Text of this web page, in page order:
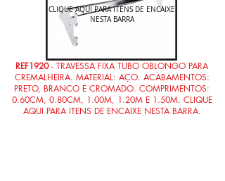
CLIQUE AQUI PARA ITENS DE ENCAIXE
NESTA BARRA
REF1920- TRAVESSA FIXA TUBO OBLONGO PARA
CREMALHEIRA. MATERIAL: AÇO. ACABAMENTOS:
PRETO, BRANCO E CROMADO. COMPRIMENTOS:
0.60CM, 0.80CM, 1.00M, 1.20M E 1.50M. CLIQUE
AQUI PARA ITENS DE ENCAIXE NESTA BARRA.